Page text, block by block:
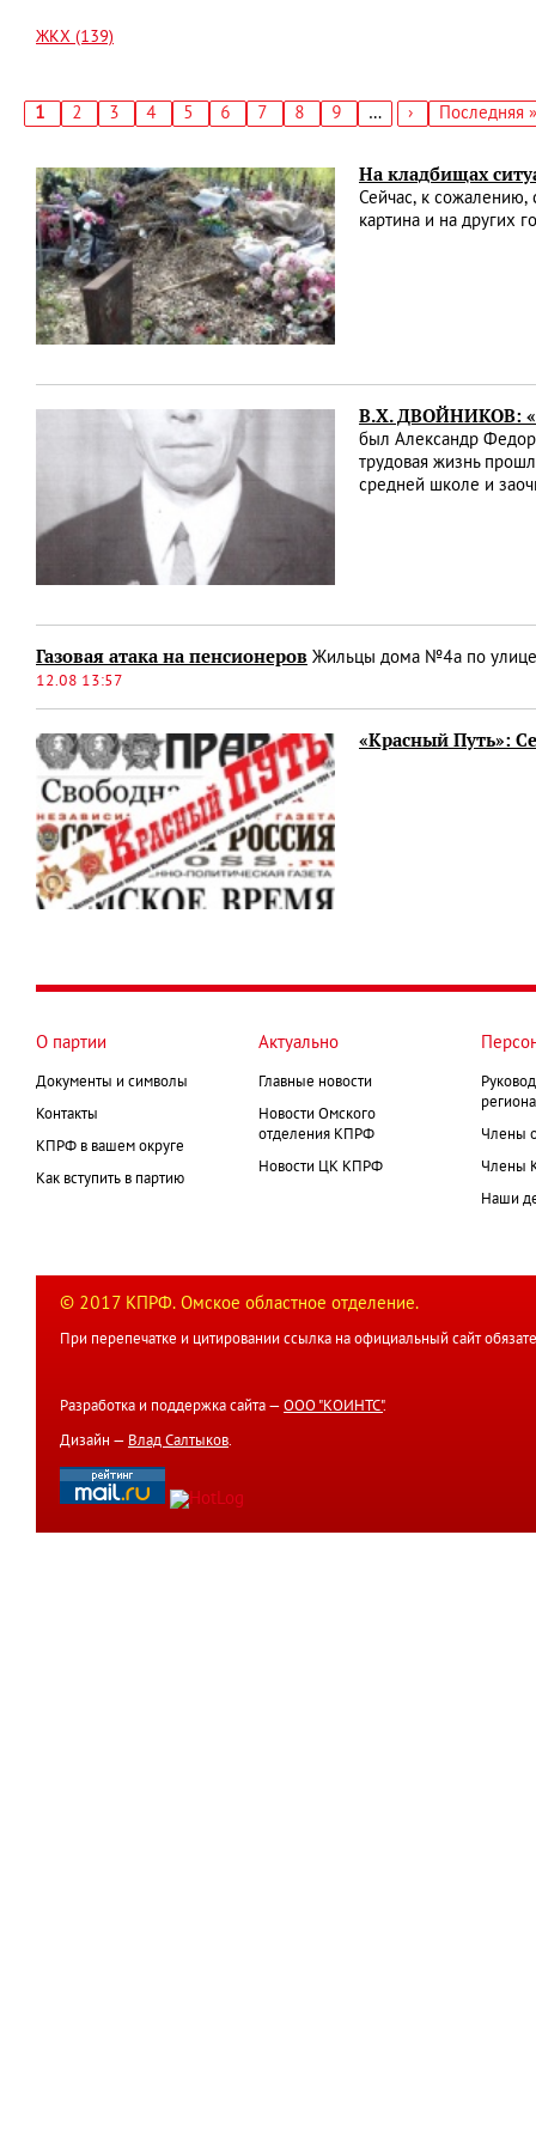
ЖКХ (139)
Текущая
1 Страница
2 Страница
3 Страница
4 Страница
5 Страница
6 Страница
7 Страница
8 Страница
9 …
Следующая
›
Последняя
Последняя »
На кладбищах
Сейчас, к сожалению,
картина и на других
В.Х. ДВОЙНИКОВ:
был Александр
трудовая жизнь
средней школе и
Газовая атака на пенсионеров Жильцы дома №4а по улице
12.08 13:57
«Красный Путь»:
О партии
Документы и символы
Контакты
КПРФ в вашем округе
Как вступить в партию
Актуально
Главные новости
Новости Омского
отделения КПРФ
Новости ЦК КПРФ
Члены
Члены
Наши
© 2017 КПРФ. Омское областное отделение.
При перепечатке и цитировании ссылка на официальный сайт
Разработка и поддержка сайта — ООО "КОИНТС".
Дизайн — Влад Салтыков.